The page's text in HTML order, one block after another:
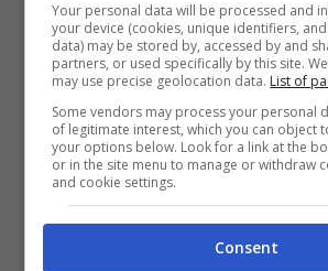
6-LUNA
Your personal data will be processed and
your device (cookies, unique identifiers,
data) may be stored by, accessed by and
partners, or used specifically by this site.
may use precise geolocation data. List of
Some vendors may process your personal
of legitimate interest, which you can object
your options below. Look for a link at the
or in the site menu to manage or withdraw
and cookie settings.
Consent